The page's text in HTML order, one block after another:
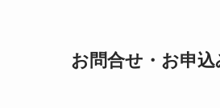
お問合せ・お申込